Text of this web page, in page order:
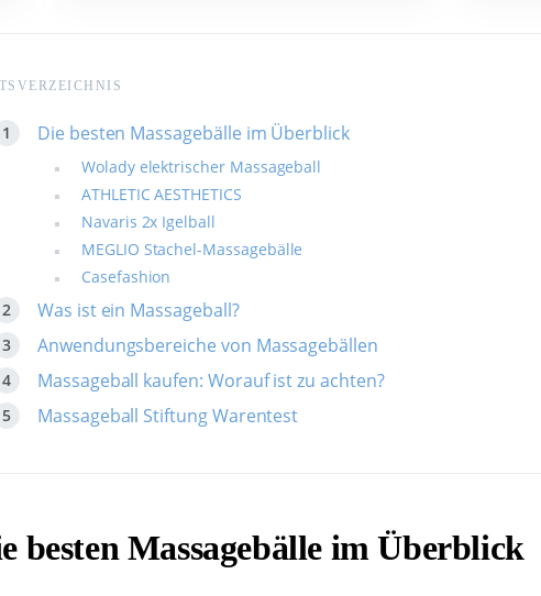
Die besten Massagebälle im Überblick
Wolady elektrischer Massageball
ATHLETIC AESTHETICS
Navaris 2x Igelball
MEGLIO Stachel-Massagebälle
Casefashion
Was ist ein Massageball?
Anwendungsbereiche von Massagebällen
Massageball kaufen: Worauf ist zu achten?
Massageball Stiftung Warentest
besten Massagebälle im Überblick